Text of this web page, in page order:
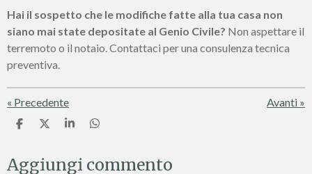
Hai il sospetto che le modifiche fatte alla tua casa non
siano mai state depositate al Genio Civile? Non aspettare il
terremoto o il notaio. Contattaci per una consulenza tecnica
preventiva.
« Precedente Avanti »
C
d
i
C
d
i
C
d
i
C
d
i
Aggiungi commento